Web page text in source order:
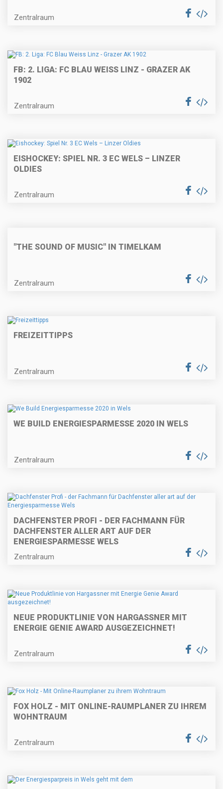
Zentralraum
FB: 2. LIGA: FC BLAU WEISS LINZ - GRAZER AK
1902
Zentralraum
EISHOCKEY: SPIEL NR. 3 EC WELS – LINZER
OLDIES
Zentralraum
"THE SOUND OF MUSIC" IN TIMELKAM
Zentralraum
FREIZEITTIPPS
Zentralraum
WE BUILD ENERGIESPARMESSE 2020 IN WELS
Zentralraum
DACHFENSTER PROFI - DER FACHMANN FÜR
DACHFENSTER ALLER ART AUF DER
ENERGIESPARMESSE WELS
Zentralraum
NEUE PRODUKTLINIE VON HARGASSNER MIT
ENERGIE GENIE AWARD AUSGEZEICHNET!
Zentralraum
FOX HOLZ - MIT ONLINE-RAUMPLANER ZU IHREM
WOHNTRAUM
Zentralraum